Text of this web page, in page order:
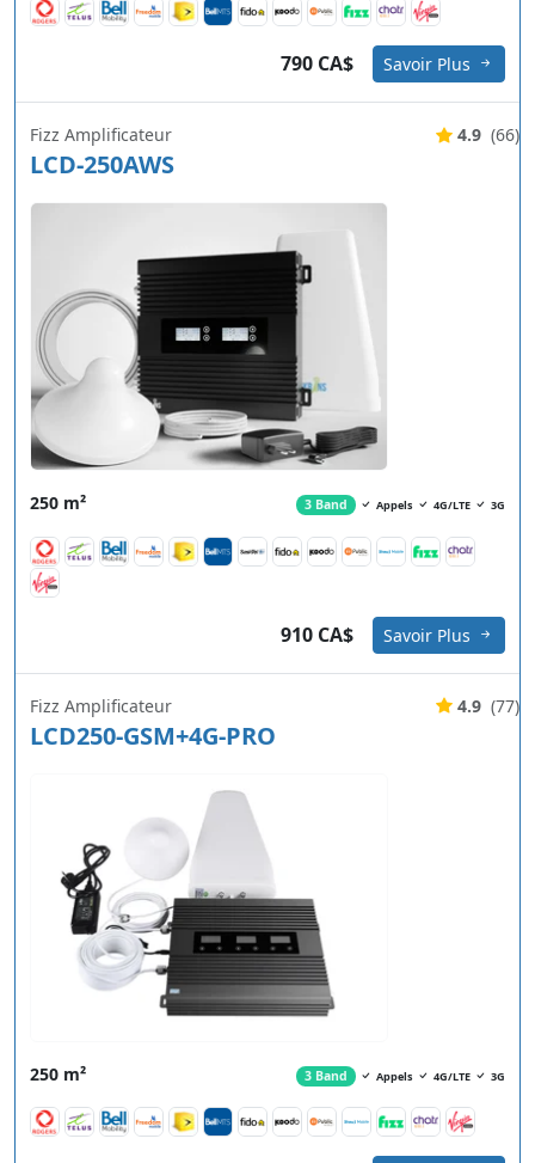
790 CA$ Savoir Plus
Fizz Amplificateur
LCD-250AWS
4.9 (66)
250 m² 3 Band Appels 4G/LTE 3G
910 CA$ Savoir Plus
Fizz Amplificateur
LCD250-GSM+4G-PRO
4.9 (77)
250 m² 3 Band Appels 4G/LTE 3G